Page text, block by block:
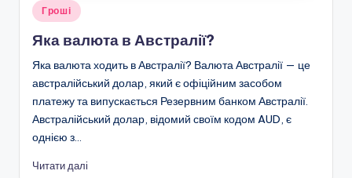
Опубліковано
Гроші
Яка валюта в Австралії?
Яка валюта ходить в Австралії? Валюта Австралії — це
австралійський долар, який є офіційним засобом
платежу та випускається Резервним банком Австралії.
Австралійський долар, відомий своїм кодом AUD, є
однією з…
Читати далі